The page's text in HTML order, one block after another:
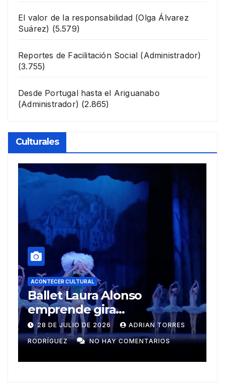
El valor de la responsabilidad (Olga Álvarez
Suárez) (5.579)
Reportes de Facilitación Social (Administrador)
(3.755)
Desde Portugal hasta el Ariguanabo
(Administrador) (2.865)
Culturales
ADRIAN TORRES
ACONTECER CULTURAL
Muñecos y monotipia
9 DE JULIO DE 2026 MEYLIN
GUZMÁN NO HAY